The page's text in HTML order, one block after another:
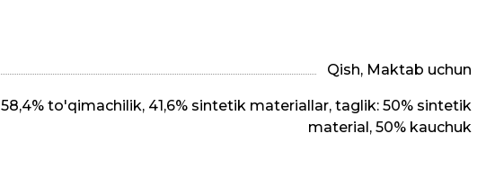
Qish, Maktab uchun
58,4% to'qimachilik, 41,6% sintetik materiallar, taglik: 50% sintetik
material, 50% kauchuk